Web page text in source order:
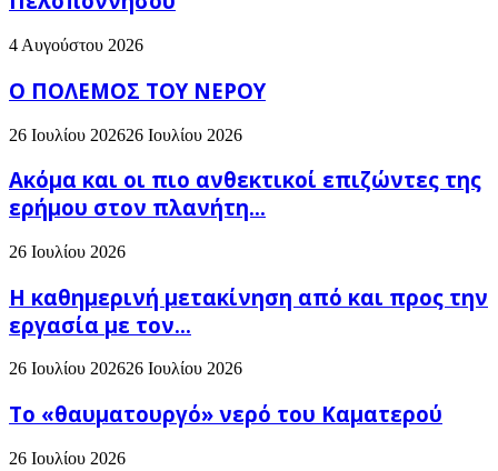
4 Αυγούστου 2026
Ο ΠΟΛΕΜΟΣ ΤΟΥ ΝΕΡΟΥ
26 Ιουλίου 202626 Ιουλίου 2026
Ακόμα και οι πιο ανθεκτικοί επιζώντες της
ερήμου στον πλανήτη...
26 Ιουλίου 2026
H καθημερινή μετακίνηση από και προς την
εργασία με τον...
26 Ιουλίου 202626 Ιουλίου 2026
Το «θαυματουργό» νερό του Καματερού
26 Ιουλίου 2026